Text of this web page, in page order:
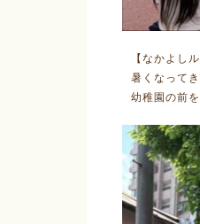
【なかよし
暑くなって
幼稚園の前